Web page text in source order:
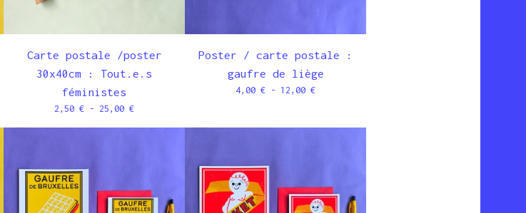
Carte postale /poster
30x40cm : Tout.e.s
féministes
2,50 € - 25,00 €
Poster / carte postale :
gaufre de liège
4,00 € - 12,00 €